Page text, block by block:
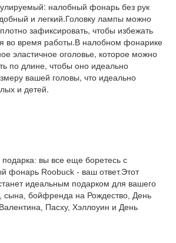
налобный фонарь без рук
и легкий.Головку лампы можно
зафиксировать, чтобы избежать
во время работы.В налобном фонарике
эластичное оголовье, которое можно
по длине, чтобы оно идеально
вашей головы, что идеально
и детей.
вы все еще боретесь с
фонарь Roobuck - ваш ответ.Этот
идеальным подарком для вашего
сына, бойфренда на Рождество, День
Пасху, Хэллоуин и День